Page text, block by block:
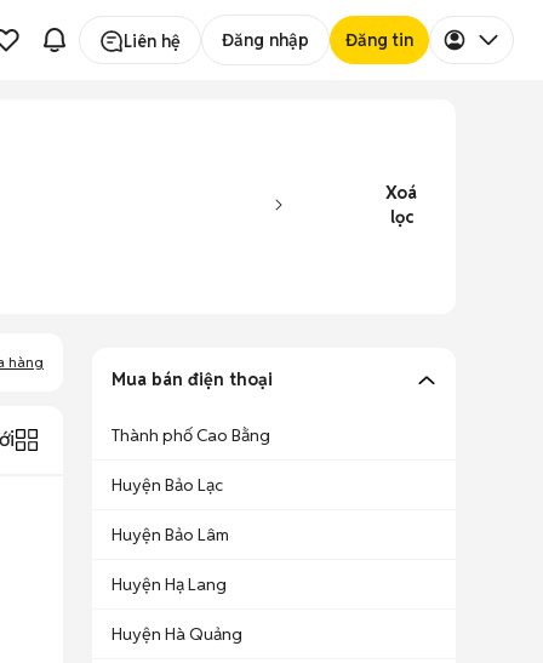
Liên hệ Đăng nhập Đăng tin
Xoá
lọc
hàng
Mua bán điện thoại
Thành phố Cao Bằng
Huyện Bảo Lạc
Huyện Bảo Lâm
Huyện Hạ Lang
Huyện Hà Quảng